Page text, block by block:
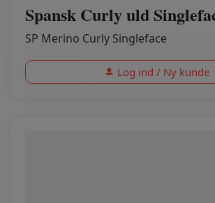
Spansk Curly uld
SP Merino Curly Singleface
Log ind / Ny kunde